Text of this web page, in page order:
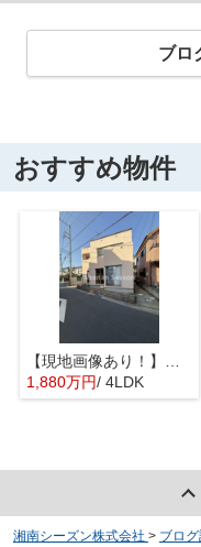
ブロ
おすすめ物件
1,880万円/ 4LDK
湘南シーズン株式会社 > ブロ